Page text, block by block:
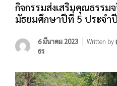
กิจกรรมส่งเสริมคุณธรรม
มัธยมศึกษาปีที่ 5 ประจำ
6 มีนาคม 2023 Written by
ธร